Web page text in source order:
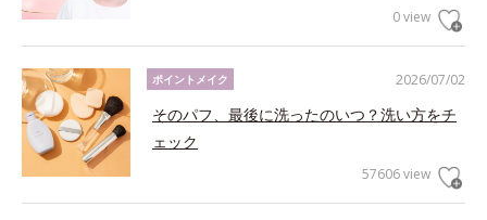
0 view
2026/07/02
ポイントメイク
そのパフ、最後に洗ったのいつ？洗い方をチ
ェック
57606 view